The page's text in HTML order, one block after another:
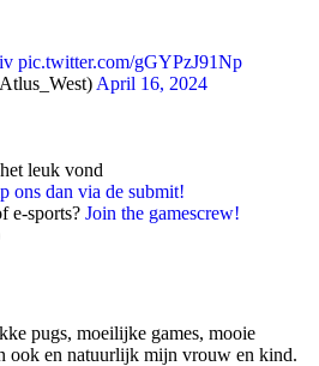
pic.twitter.com/gGYPzJ91Np
April 16, 2024
leuk vond
ons dan via de submit!
e-sports? Join the gamescrew!
pugs, moeilijke games, mooie
ook en natuurlijk mijn vrouw en kind.